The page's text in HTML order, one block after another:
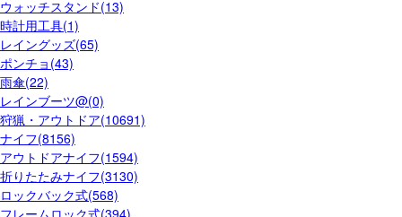
ウォッチスタンド(13)
時計用工具(1)
レイングッズ(65)
ポンチョ(43)
雨傘(22)
レインブーツ@(0)
狩猟・アウトドア(10691)
ナイフ(8156)
アウトドアナイフ(1594)
折りたたみナイフ(3130)
ロックバック式(568)